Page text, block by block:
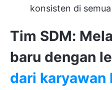
konsisten di
Tim SDM:
baru dengan
dari karyawan